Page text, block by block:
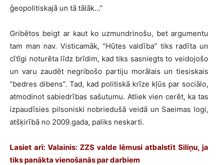
ģeopolitiskajā un tā tālāk…”
Gribētos beigt ar kaut ko uzmundrinošu, bet argumentu
tam man nav. Visticamāk, “Hūtes valdība” tiks radīta un
cītīgi noturēta līdz brīdim, kad tiks sasniegts to veidojošo
un varu zaudēt negribošo partiju morālais un tiesiskais
“bedres dibens”. Tad, kad politiskā krīze kļūs par sociālo,
atmodinot sabiedrības sašutumu. Atliek vien cerēt, ka tas
izpaudīsies pilsoniski nobriedušā veidā un Saeimas logi,
atšķirībā no 2009.gada, paliks neskarti.
Lasiet arī: Valainis: ZZS valde lēmusi atbalstīt Siliņu, ja
tiks panākta vienošanās par darbiem